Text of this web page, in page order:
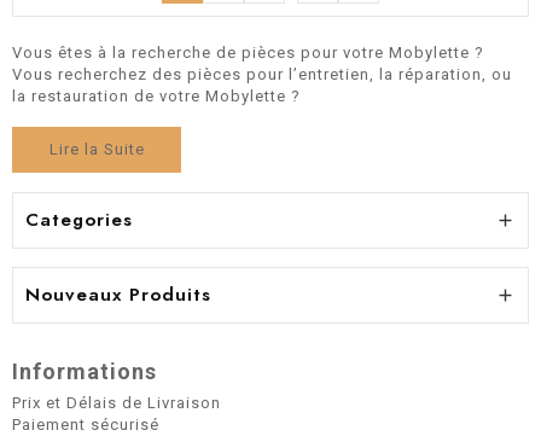
Vous êtes à la recherche de pièces pour votre Mobylette ?
Vous recherchez des pièces pour l’entretien, la réparation, ou
la restauration de votre Mobylette ?
Lire la Suite
Categories 
Nouveaux Produits 
Informations
Prix et Délais de Livraison
Paiement sécurisé